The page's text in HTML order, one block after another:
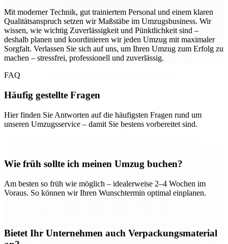
Mit moderner Technik, gut trainiertem Personal und einem klaren
Qualitätsanspruch setzen wir Maßstäbe im Umzugsbusiness. Wir
wissen, wie wichtig Zuverlässigkeit und Pünktlichkeit sind –
deshalb planen und koordinieren wir jeden Umzug mit maximaler
Sorgfalt. Verlassen Sie sich auf uns, um Ihren Umzug zum Erfolg zu
machen – stressfrei, professionell und zuverlässig.
FAQ
Häufig gestellte Fragen
Hier finden Sie Antworten auf die häufigsten Fragen rund um
unseren Umzugsservice – damit Sie bestens vorbereitet sind.
Wie früh sollte ich meinen Umzug buchen?
Am besten so früh wie möglich – idealerweise 2–4 Wochen im
Voraus. So können wir Ihren Wunschtermin optimal einplanen.
Bietet Ihr Unternehmen auch Verpackungsmaterial